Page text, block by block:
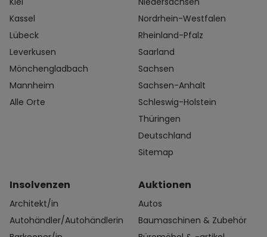
Kassel
Lübeck
Leverkusen
Mönchengladbach
Mannheim
Alle Orte
Nordrhein-Westfalen
Rheinland-Pfalz
Saarland
Sachsen
Sachsen-Anhalt
Schleswig-Holstein
Thüringen
Deutschland
Sitemap
Insolvenzen
Architekt/in
Autohändler/Autohändlerin
Auktionen
Autos
Baumaschinen & Zubehör